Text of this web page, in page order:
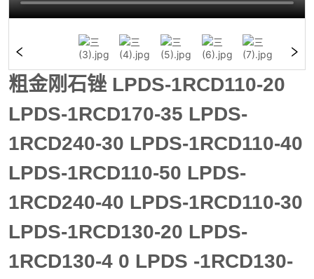
粗金刚石锉 LPDS-1RCD110-20
LPDS-1RCD170-35 LPDS-
1RCD240-30 LPDS-1RCD110-40
LPDS-1RCD110-50 LPDS-
1RCD240-40 LPDS-1RCD110-30
LPDS-1RCD130-20 LPDS-
1RCD130-4 0 LPDS -1RCD130-